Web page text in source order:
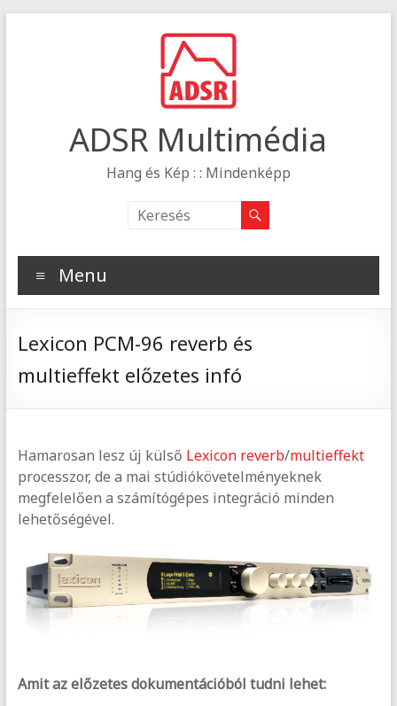
ADSR Multimédia
Hang és Kép : : Mindenképp
Menu
Lexicon PCM-96 reverb és
multieffekt előzetes infó
Hamarosan lesz új külső Lexicon reverb/multieffekt
processzor, de a mai stúdiókövetelményeknek
megfelelően a számítógépes integráció minden
lehetőségével.
Amit az előzetes dokumentációból tudni lehet: